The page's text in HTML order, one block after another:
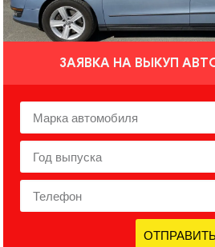
ЗАЯВКА НА ВЫКУП
ОТПРАВИТЬ